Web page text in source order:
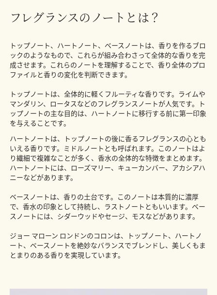
フレグランスのノートとは？
トップノート、ハートノート、ベースノートは、香りを作るブロ
ックのようなもので、これらが組み合わさって全体的な香りを完
成させます。これらのノートを理解することで、香り全体のプロ
ファイルと香りの変化を判断できます。
トップノートは、全体的に軽くフルーティな香りです。ライムや
マンダリン、ロータスなどのフレグランスノートが人気です。ト
ップノートの主な目的は、ハートノートに移行する前に第一印象
を与えることです。
ハートノートは、トップノートの後に香るフレグランスの心とも
いえる香りです。ミドルノートとも呼ばれます。このノートはよ
り繊細で複雑なことが多く、香水の全体的な特徴をまとめます。
ハートノートには、ローズマリー、キューカンバー、アカシアハ
ニーなどがあります。
ベースノートは、香りの土台です。このノートは本質的に濃厚
で、香水の印象として持続し、ラストノートともいいます。ベー
スノートには、シダーウッドやセージ、モスなどがあります。
ジョー マローン ロンドンのコロンは、トップノート、ハートノ
ート、ベースノートを絶妙なバランスでブレンドし、美しくもま
とまりのある香りを実現しています。